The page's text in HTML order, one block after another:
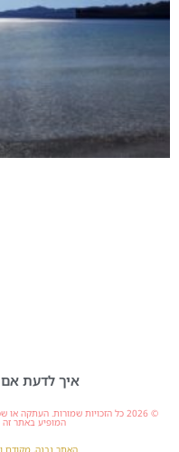
איך לדעת אם
© 2026 כל הזכויות שמורות.
המופיע באתר זה
האתר נבנה, מקודם